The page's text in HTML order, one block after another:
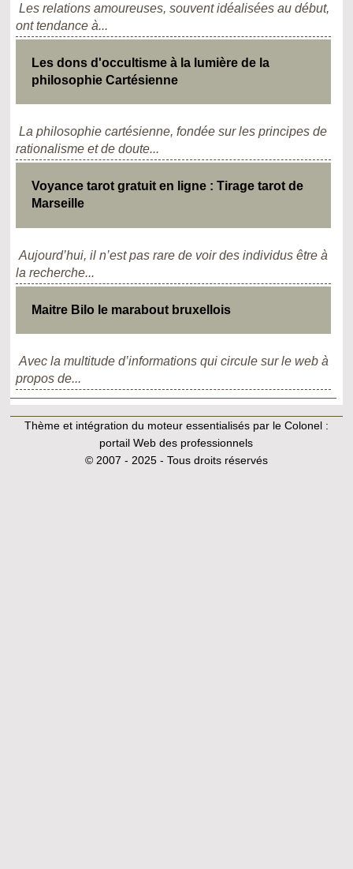
Les relations amoureuses, souvent idéalisées au début,
ont tendance à...
Les dons d'occultisme à la lumière de la
philosophie Cartésienne
La philosophie cartésienne, fondée sur les principes de
rationalisme et de doute...
Voyance tarot gratuit en ligne : Tirage tarot de
Marseille
Aujourd’hui, il n’est pas rare de voir des individus être à
la recherche...
Maitre Bilo le marabout bruxellois
Avec la multitude d’informations qui circule sur le web à
propos de...
Thème et intégration du moteur essentialisés par le Colonel :
portail Web des professionnels
© 2007 - 2025 - Tous droits réservés